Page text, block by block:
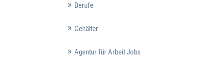
Berufe
Gehälter
Agentur für Arbeit Jobs